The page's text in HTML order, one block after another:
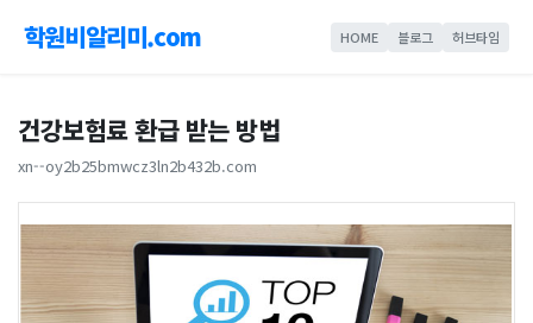
학원비알리미.com HOME 블로그 허브타임
건강보험료 환급 받는 방법
xn--oy2b25bmwcz3ln2b432b.com